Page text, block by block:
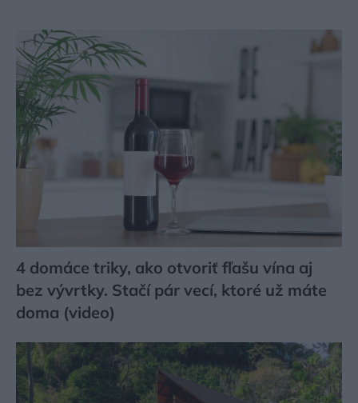
4 domáce triky, ako otvoriť fľašu vína aj
bez vývrtky. Stačí pár vecí, ktoré už máte
doma (video)